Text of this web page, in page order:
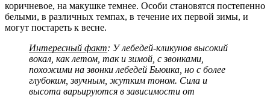
коричневое, на макушке темнее. Особи становятся постепенно
белыми, в различных темпах, в течение их первой зимы, и
могут постареть к весне.
Интересный факт: У лебедей-кликунов высокий
вокал, как летом, так и зимой, с звонками,
похожими на звонки лебедей Бьюика, но с более
глубоким, звучным, жутким тоном. Сила и
высота варьируются в зависимости от